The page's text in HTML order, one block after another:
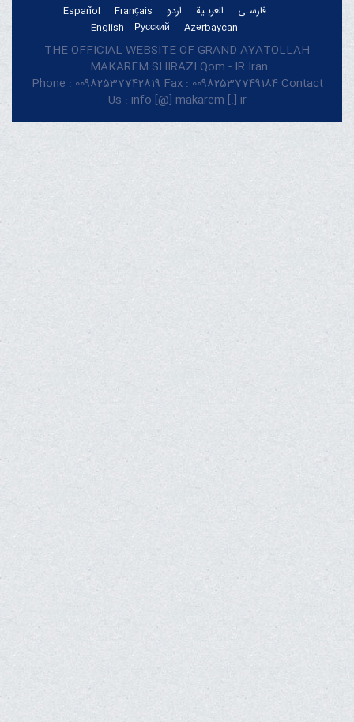
فارسـی العربـیة اردو Français
Español
Azərbaycan
Русский
English
THE OFFICIAL WEBSITE OF GRAND AYATOLLAH
MAKAREM SHIRAZI Qom - IR.Iran.
Phone : 00982537742819 Fax : 00982537749184 Contact
Us : info [@] makarem [.] ir